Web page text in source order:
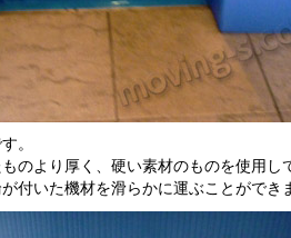
。
のより厚く、硬い素材のものを使用し
付いた機材を滑らかに運ぶことができ